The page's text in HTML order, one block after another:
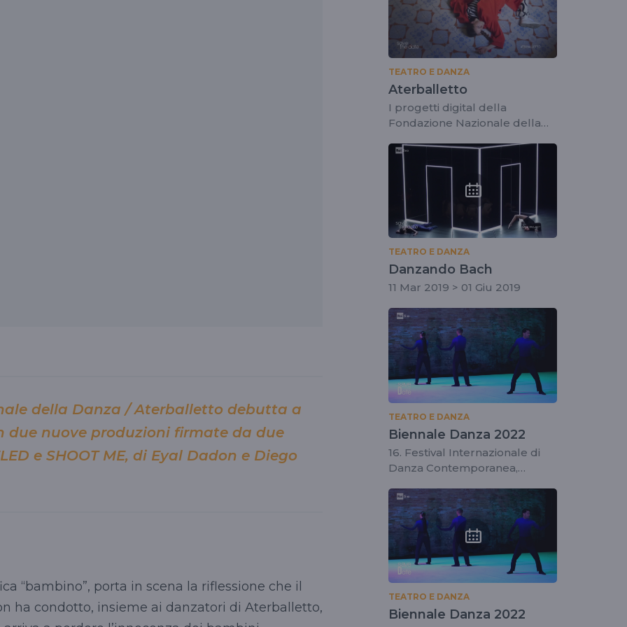
della Danza / Aterballetto debutta a
due nuove produzioni firmate da due
e SHOOT ME, di Eyal Dadon e Diego
“bambino”, porta in scena la riflessione che il
ha condotto, insieme ai danzatori di Aterballetto,
TEATRO E DANZA
Aterballetto
I progetti digital della
Fondazione Nazionale della
TEATRO E DANZA
Danzando Bach
11 Mar 2019 > 01 Giu 2019
TEATRO E DANZA
Biennale Danza 2022
16. Festival Internazionale di
Danza Contemporanea,
TEATRO E DANZA
Biennale Danza 2022